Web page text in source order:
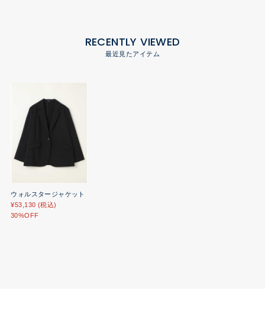
RECENTLY VIEWED
最近見たアイテム
ウォルスタージャケット
¥53,130 (税込)
30%OFF